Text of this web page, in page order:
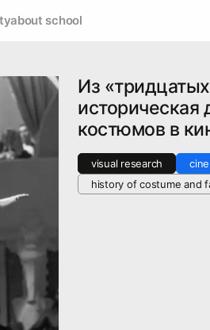
about school
Из
историческая
костюмов в
visual research
history of costume and